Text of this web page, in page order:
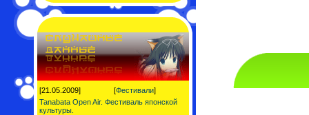
[21.05.2009] [Фестивали]
Tanabata Open Air. Фестиваль японской
культуры.